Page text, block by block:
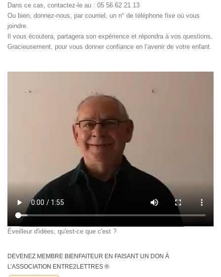
Dans ce cas, contactez-le au : 05 56 62 21 13
Ou bien, donnez-nous, par courriel, un n° de téléphone fixe où vous
joindre.
Il vous écoutera, partagera son expérience et répondra à vos questions.
Gracieusement, pour vous donner confiance en l’avenir de votre enfant.
Éveilleur d'idées, qu'est-ce que c'est ?
DEVENEZ MEMBRE BIENFAITEUR EN FAISANT UN DON À
L’ASSOCIATION ENTRE2LETTRES ®